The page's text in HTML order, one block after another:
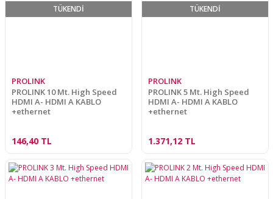
TÜKENDİ
PROLINK
PROLINK 10 Mt. High Speed
HDMI A- HDMI A KABLO
+ethernet
146,40 TL
TÜKENDİ
PROLINK
PROLINK 5 Mt. High Speed
HDMI A- HDMI A KABLO
+ethernet
1.371,12 TL